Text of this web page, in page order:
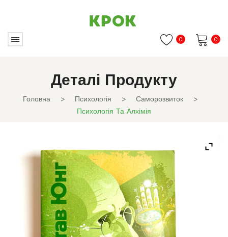
0
0
Деталі Продукту
Головна > Психологія > Саморозвиток
>
Психологія Та Алхімія